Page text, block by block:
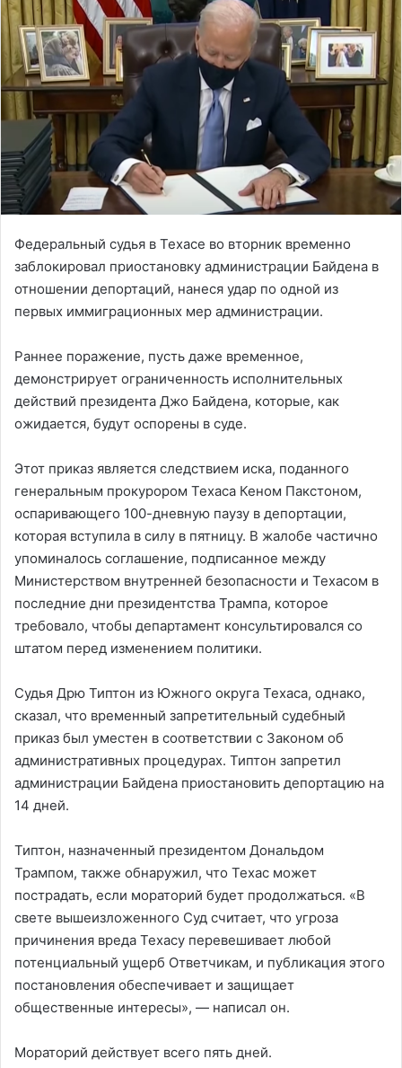
Федеральный судья в Техасе во вторник временно
заблокировал приостановку администрации Байдена в
отношении депортаций, нанеся удар по одной из
первых иммиграционных мер администрации.
Раннее поражение, пусть даже временное,
демонстрирует ограниченность исполнительных
действий президента Джо Байдена, которые, как
ожидается, будут оспорены в суде.
Этот приказ является следствием иска, поданного
генеральным прокурором Техаса Кеном Пакстоном,
оспаривающего 100-дневную паузу в депортации,
которая вступила в силу в пятницу. В жалобе частично
упоминалось соглашение, подписанное между
Министерством внутренней безопасности и Техасом в
последние дни президентства Трампа, которое
требовало, чтобы департамент консультировался со
штатом перед изменением политики.
Судья Дрю Типтон из Южного округа Техаса, однако,
сказал, что временный запретительный судебный
приказ был уместен в соответствии с Законом об
административных процедурах. Типтон запретил
администрации Байдена приостановить депортацию на
14 дней.
Типтон, назначенный президентом Дональдом
Трампом, также обнаружил, что Техас может
пострадать, если мораторий будет продолжаться. «В
свете вышеизложенного Суд считает, что угроза
причинения вреда Техасу перевешивает любой
потенциальный ущерб Ответчикам, и публикация этого
постановления обеспечивает и защищает
общественные интересы», — написал он.
Мораторий действует всего пять дней.